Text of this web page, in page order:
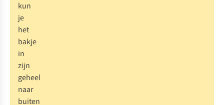
kun
je
het
bakje
in
zijn
geheel
naar
buiten